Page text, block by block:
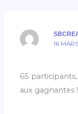
16
65
aux gagnantes !